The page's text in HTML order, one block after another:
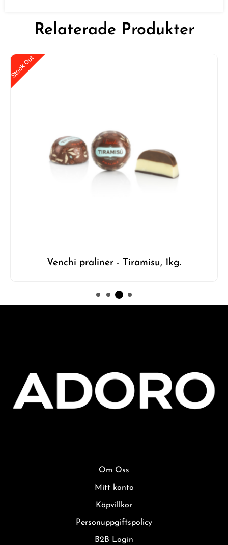
Relaterade Produkter
Stock Out
Venchi praliner - Tiramisu, 1kg.
Om Oss
Mitt konto
Köpvillkor
Personuppgiftspolicy
B2B Login